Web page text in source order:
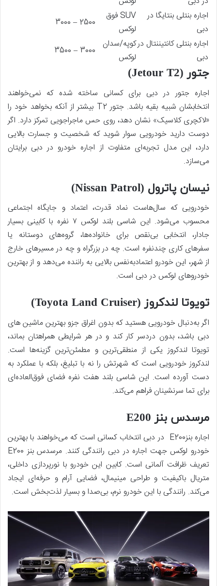
اجاره بنتلی بنتایگا در
دبی
SUV فوق
لوکس
2500 – 3000
اجاره بنتلی کانتیننتال در
دبی
کوپه/سدان
لوکس
3000 – 3500
جتور (Jetour T2)
اجاره جتور در دبی برای کسانی ساخته شده که نمی‌خواهند
انتخابشان شبیه بقیه باشد. جتور T2 بیشتر از آنکه بخواهد خود را
«لاکچری کلاسیک» نشان دهد، روی حس ماجراجویی تمرکز دارد. اگر
دوست دارید خودرویی سوار شوید که شخصیت و جسارت بالایی
دارد، این مدل تجربه‌ای متفاوت از اجاره خودرو در دبی برایتان
می‌سازد.
نیسان پاترول (Nissan Patrol)
خودرویی که سال‌هاست نماد قدرت، اعتماد و جایگاه اجتماعی
محسوب می‌شود. این شاسی بلند لوکس ۷ نفره با کابینی بسیار
جادار، انتخابی بی‌نقص برای خانواده‌ها، گروه‌های دوستانه یا
سفرهای کاری چندنفره است. چه در بزرگراه‌ و چه در مسیرهای خارج
از شهر، این خودرو اعتمادبه‌نفس بالایی به راننده می‌دهد و از بهترین
خودروهای لوکس در دبی است.
تویوتا لندکروز (Toyota Land Cruiser)
اگر به‌دنبال خودرویی هستید که بدون اغراق جزو بهترین ماشین های
دبی باشد، بدون دردسر کار کند و در هر شرایطی همراهتان بماند،
تویوتا لندکروز یکی از منطقی‌ترین و مطمئن‌ترین گزینه‌ها است.
لندکروز خودرویی است که شهرتش را نه با تبلیغ، بلکه با عملکرد به
دست آورده است. این شاسی بلند هفت نفره فضای فوق‌العاده‌ای
برای تما سرنشینان فراهم می‌کند.
مرسدس بنز E200
اجاره بنزE200 در دبی انتخاب کسانی است که می‌خواهند با بهترین
خودرو لوکس جهت اجاره در دبی رانندگی کنند. مرسدس بنز E200
تعریف ظرافت آلمانی است. کابین این خودرو با نورپردازی داخلی،
متریال باکیفیت و طراحی مینیمال، فضایی آرام و حرفه‌ای ایجاد
می‌کند. رانندگی با این خودرو نرم، بی‌صدا و بسیار لذت‌بخش است.